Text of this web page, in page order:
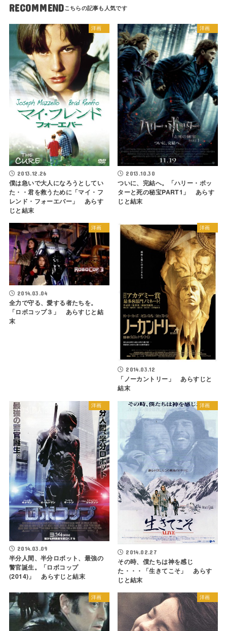
RECOMMEND
洋画
2013.12.26
僕は急いで大人になろうとしてい
た・・君を救うために「マイ・フ
レンド・フォーエバー」 あらす
じと結末
洋画
2013.10.30
ついに、完結へ。「ハリー・ポッ
ターと死の秘宝PART1」 あらす
じと結末
洋画
2014.03.04
全力で守る、愛する者たちを。
「ロボコップ３」 あらすじと結
末
洋画
2014.03.12
「ノーカントリー」 あらすじと
結末
洋画
2014.03.09
半分人間、半分ロボット、最強の
警官誕生。「ロボコップ
(2014)」 あらすじと結末
洋画
2014.02.27
その時、僕たちは神を感じ
た・・・「生きてこそ」 あらす
じと結末
洋画 洋画